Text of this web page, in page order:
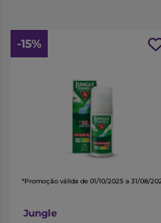
-15%
*Promoção válida de 01/10/2025 a 31/08/
Jungle